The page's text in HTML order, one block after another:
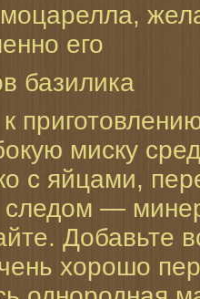
его
базилика
миску
с яйцами,
следом —
Добавьте
хорошо